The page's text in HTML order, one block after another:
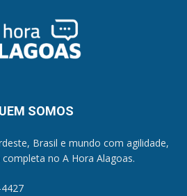
SOMOS
Brasil e mundo com agilidade,
no A Hora Alagoas.